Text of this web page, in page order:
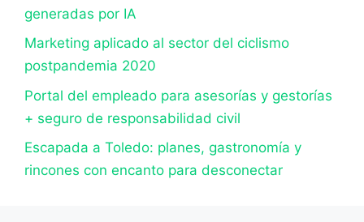
generadas por IA
Marketing aplicado al sector del ciclismo
postpandemia 2020
Portal del empleado para asesorías y gestorías
+ seguro de responsabilidad civil
Escapada a Toledo: planes, gastronomía y
rincones con encanto para desconectar